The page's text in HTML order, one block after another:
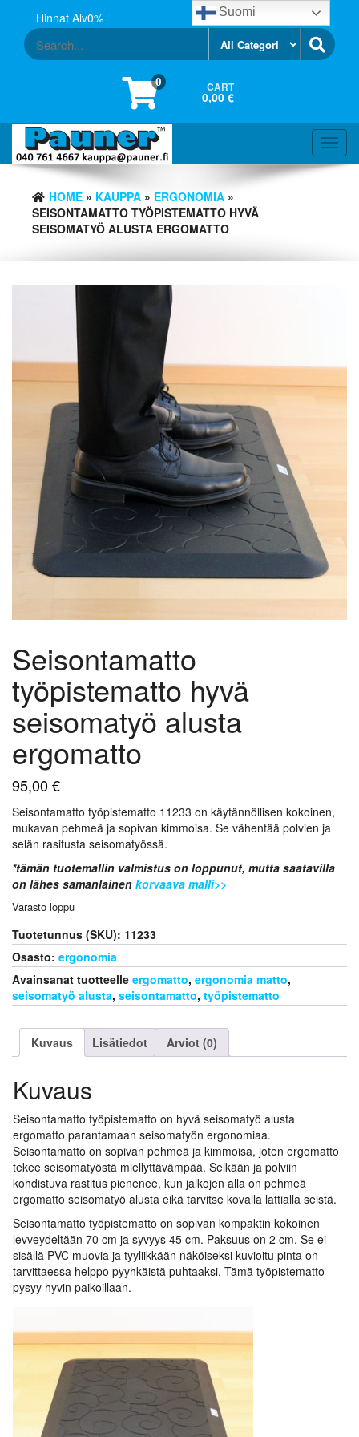
content
Hinnat Alv0%
0 CART
0,00 €
HOME » KAUPPA » ERGONOMIA »
SEISONTAMATTO TYÖPISTEMATTO HYVÄ
SEISOMATYÖ ALUSTA ERGOMATTO
Seisontamatto
työpistematto hyvä
seisomatyö alusta
ergomatto
95,00€
Seisontamatto työpistematto 11233 on käytännöllisen kokoinen,
mukavan pehmeä ja sopivan kimmoisa. Se vähentää polvien ja
selän rasitusta seisomatyössä.
*tämän tuotemallin valmistus on loppunut, mutta saatavilla
on lähes samanlainen korvaava malli>>
Varasto loppu
Tuotetunnus (SKU): 11233
Osasto: ergonomia
Avainsanat tuotteelle ergomatto, ergonomia matto,
seisomatyö alusta, seisontamatto, työpistematto
Kuvaus Lisätiedot Arviot (0)
Kuvaus
Seisontamatto työpistematto on hyvä seisomatyö alusta
ergomatto parantamaan seisomatyön ergonomiaa.
Seisontamatto on sopivan pehmeä ja kimmoisa, joten ergomatto
tekee seisomatyöstä miellyttävämpää. Selkään ja polviin
kohdistuva rastitus pienenee, kun jalkojen alla on pehmeä
ergomatto seisomatyö alusta eikä tarvitse kovalla lattialla seistä.
Seisontamatto työpistematto on sopivan kompaktin kokoinen
levveydeltään 70 cm ja syvyys 45 cm. Paksuus on 2 cm. Se ei
sisällä PVC muovia ja tyyliikkään näköiseksi kuvioitu pinta on
tarvittaessa helppo pyyhkäistä puhtaaksi. Tämä työpistematto
pysyy hyvin paikoillaan.
Suomi